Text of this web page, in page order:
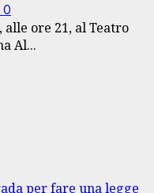
0
ore 21, al Teatro
Al...
per fare una legge